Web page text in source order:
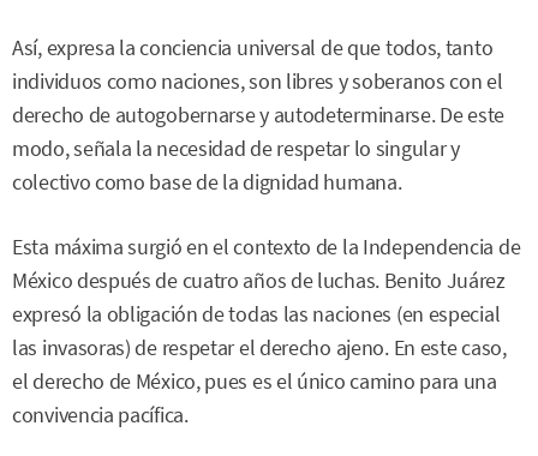
Así, expresa la conciencia universal de que todos, tanto
individuos como naciones, son libres y soberanos con el
derecho de autogobernarse y autodeterminarse. De este
modo, señala la necesidad de respetar lo singular y
colectivo como base de la dignidad humana.
Esta máxima surgió en el contexto de la Independencia de
México después de cuatro años de luchas. Benito Juárez
expresó la obligación de todas las naciones (en especial
las invasoras) de respetar el derecho ajeno. En este caso,
el derecho de México, pues es el único camino para una
convivencia pacífica.